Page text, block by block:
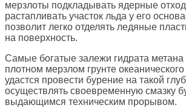
мерзлоты подкладывать ядерные
растапливать участок льда у его
позволит легко отделять ледяные
на поверхность.
Самые богатые залежи гидрата
плотном мерзлом грунте
удастся провести бурение на такой
осуществлять своевременную смазку
выдающимся техническим прорывом.